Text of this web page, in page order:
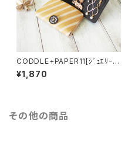
CODDLE+PAPER11[ｼﾞｭｴﾘｰｹｰ
ｽ]
¥1,870
その他の商品